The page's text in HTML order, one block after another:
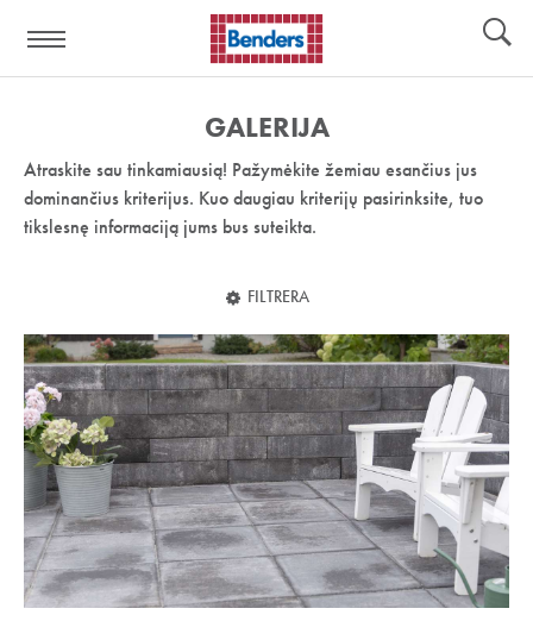
nuoroda:
GALERIJA
Atraskite sau tinkamiausią! Pažymėkite žemiau esančius jus
dominančius kriterijus. Kuo daugiau kriterijų pasirinksite, tuo
tikslesnę informaciją jums bus suteikta.
FILTRERA